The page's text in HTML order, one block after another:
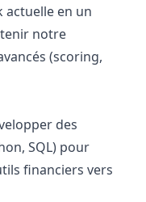
en un
notre
(scoring,
des
, SQL) pour
financiers vers